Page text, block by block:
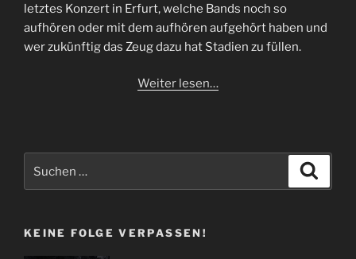
letztes Konzert in Erfurt, welche Bands noch so
aufhören oder mit dem aufhören aufgehört haben und
wer zukünftig das Zeug dazu hat Stadien zu füllen.
Weiter lesen…
KEINE FOLGE VERPASSEN!